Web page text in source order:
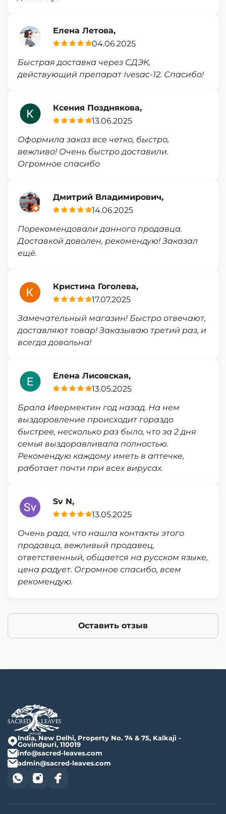
Елена Летова,
04.06.2025
Быстрая доставка через СДЭК,
действующий препарат Ivesac-12. Спасибо!
Ксения Позднякова,
13.06.2025
Оформила заказ все четко, быстро,
вежливо! Очень быстро доставили.
Огромное спасибо
Дмитрий Владимирович,
14.06.2025
Порекомендовали данного продавца.
Доставкой доволен, рекомендую! Заказал
ещё.
Кристина Гоголева,
17.07.2025
Замечательный магазин! Быстро отвечают,
доставляют товар! Заказываю третий раз, и
всегда довольна!
Елена Лисовская,
13.05.2025
Брала Ивермектин год назад. На нем
выздоровление происходит гораздо
быстрее, несколько раз было, что за 2 дня
семья выздоравливала полностью.
Рекомендую каждому иметь в аптечке,
работает почти при всех вирусах.
Sv N,
13.05.2025
Очень рада, что нашла контакты этого
продавца, вежливый продавец,
ответственный, общается на русском языке,
цена радует. Огромное спасибо, всем
рекомендую.
Оставить отзыв
India, New Delhi, Property No. 74 & 75, Kalkaji -
Govindpuri, 110019
info@sacred-leaves.com
admin@sacred-leaves.com